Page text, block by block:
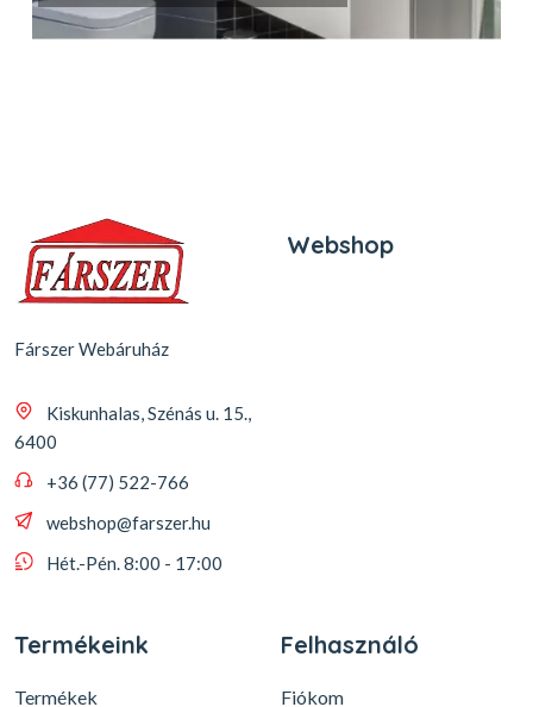
Fárszer Webáruház
Kiskunhalas, Szénás u. 15.,
6400
+36 (77) 522-766
webshop@farszer.hu
Hét.-Pén. 8:00 - 17:00
Webshop
Termékeink
Termékek
Felhasználó
Fiókom